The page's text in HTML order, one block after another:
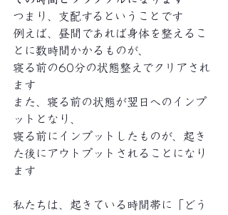
つまり、支配するということです
例えば、昼間であれば身体を整えるこ
とに数時間かかるものが、
寝る前の60分の状態整えでクリアされ
ます
また、寝る前の状態が翌日へのインプ
ットとなり、
寝る前にインプットしたものが、起き
た後にアウトプットされることになり
ます
私たちは、起きている時間帯に「どう